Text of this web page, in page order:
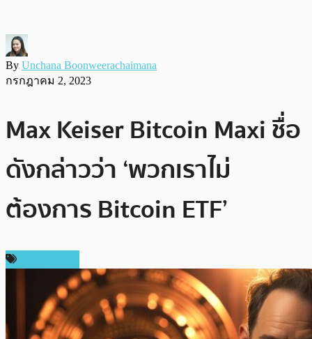
By Unchana Boonweerachaimana
กรกฎาคม 2, 2023
Max Keiser Bitcoin Maxi ชื่อ
ดังกล่าวว่า ‘พวกเราไม่
ต้องการ Bitcoin ETF’